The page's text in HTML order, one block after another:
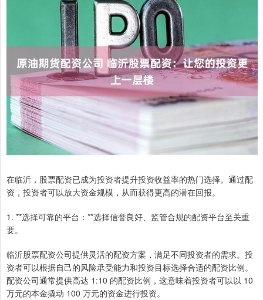
在临沂，股票配资已成为投资者提升投资收益率的热门选择。通过配
资，投资者可以放大资金规模，从而获得更高的潜在回报。
1. **选择可靠的平台：**选择信誉良好、监管合规的配资平台至关重
要。
临沂股票配资公司提供灵活的配资方案，满足不同投资者的需求。投
资者可以根据自己的风险承受能力和投资目标选择合适的配资比例。
配资公司通常提供高达 1:10 的配资比例，这意味着投资者可以以 10
万元的本金撬动 100 万元的资金进行投资。